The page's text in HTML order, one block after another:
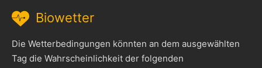
Biowetter
Die Wetterbedingungen könnten an dem ausgewählten
Tag die Wahrscheinlichkeit der folgenden